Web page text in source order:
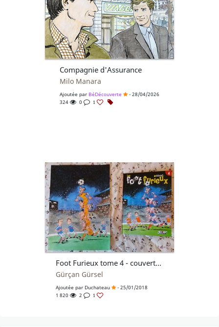
Compagnie d'Assurance
Milo Manara
Ajoutée par BéDécouverte
- 28/04/2026
324
0 1
Foot Furieux tome 4 - couverturesss
Gürçan Gürsel
Ajoutée par Duchateau
- 25/01/2018
1 820
2 1